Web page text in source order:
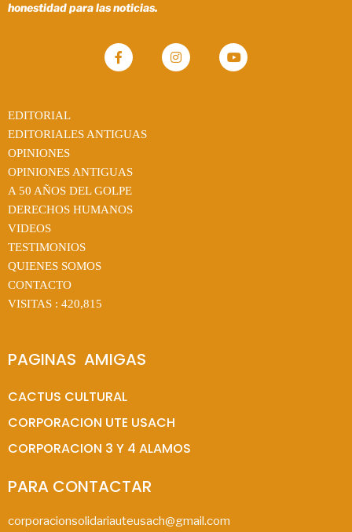
honestidad para las noticias.
EDITORIAL
EDITORIALES ANTIGUAS
OPINIONES
OPINIONES ANTIGUAS
A 50 AÑOS DEL GOLPE
DERECHOS HUMANOS
VIDEOS
TESTIMONIOS
QUIENES SOMOS
CONTACTO
VISITAS : 420,815
PAGINAS  AMIGAS
CACTUS CULTURAL
CORPORACION UTE USACH
CORPORACION 3 Y 4 ALAMOS
PARA CONTACTAR
corporacionsolidariauteusach@gmail.com